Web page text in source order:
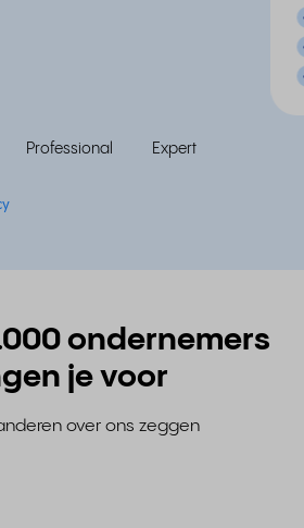
Professional Expert
ondernemers
je voor
over ons zeggen